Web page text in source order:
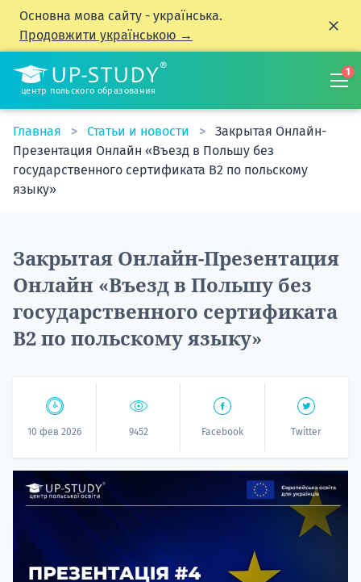
Основна мова сайту - українська.
Продовжити українською →
центр польского образования
1
Главная Статьи и новости
Закрытая Онлайн-
Презентация Онлайн «Въезд в Польшу без
государственного сертификата B2 по польскому
языку»
Закрытая Онлайн-Презентация
Онлайн «Въезд в Польшу без
государственного сертификата
B2 по польскому языку»
10 фев 2026 9452 Facebook Twitter